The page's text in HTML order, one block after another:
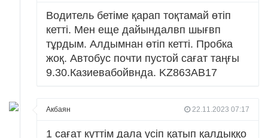
Водитель бетіме қарап тоқтамай өтіп
кетті. Мен еще дайындалвп шығвп
тұрдым. Алдымнан өтіп кетті. Пробка
жоқ. Автобус почти пустой сағат таңғы
9.30.Казиевабойвнда. KZ863AB17
Акбаян 22.11.2023 07:17
1 сағат күттім дала үсіп қатып қалдыққо